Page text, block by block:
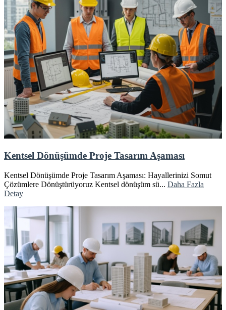
Kentsel Dönüşümde Proje Tasarım Aşaması
Kentsel Dönüşümde Proje Tasarım Aşaması: Hayallerinizi Somut
Çözümlere Dönüştürüyoruz Kentsel dönüşüm sü... Daha Fazla
Detay